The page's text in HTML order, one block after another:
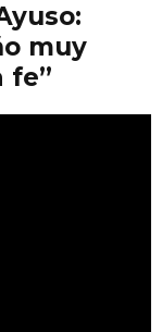
muy
fe”